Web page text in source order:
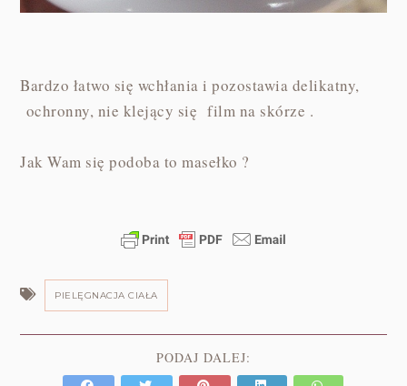
Bardzo łatwo się wchłania i pozostawia delikatny,
ochronny, nie klejący się film na skórze .
Jak Wam się podoba to masełko ?
PIELĘGNACJA CIAŁA
PODAJ DALEJ: